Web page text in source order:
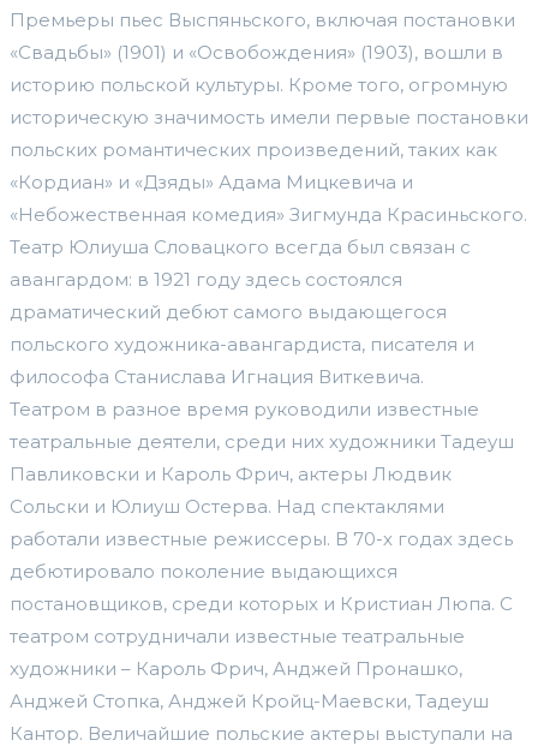
Премьеры пьес Выспяньского, включая постановки
«Свадьбы» (1901) и «Освобождения» (1903), вошли в
историю польской культуры. Кроме того, огромную
историческую значимость имели первые постановки
польских романтических произведений, таких как
«Кордиан» и «Дзяды» Адама Мицкевича и
«Небожественная комедия» Зигмунда Красиньского.
Театр Юлиуша Словацкого всегда был связан с
авангардом: в 1921 году здесь состоялся
драматический дебют самого выдающегося
польского художника-авангардиста, писателя и
философа Станислава Игнация Виткевича.
Театром в разное время руководили известные
театральные деятели, среди них художники Тадеуш
Павликовски и Кароль Фрич, актеры Людвик
Сольски и Юлиуш Остерва. Над спектаклями
работали известные режиссеры. В 70-х годах здесь
дебютировало поколение выдающихся
постановщиков, среди которых и Кристиан Люпа. С
театром сотрудничали известные театральные
художники – Кароль Фрич, Анджей Пронашко,
Анджей Стопка, Анджей Кройц-Маевски, Тадеуш
Кантор. Величайшие польские актеры выступали на